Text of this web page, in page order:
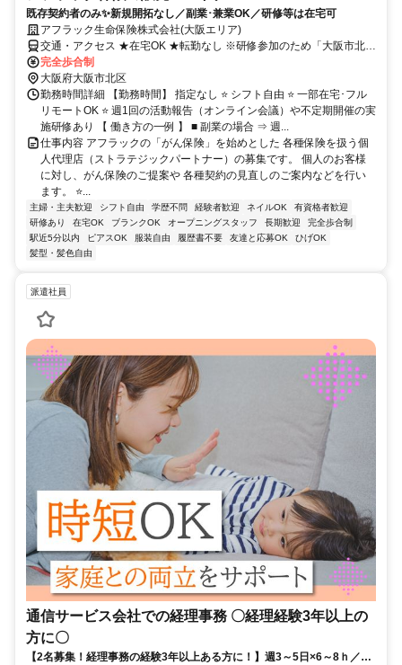
既存契約者のみ✨新規開拓なし／副業･兼業OK／研修等は在宅可
アフラック生命保険株式会社(大阪エリア)
交通・アクセス ★在宅OK ★転勤なし ※研修参加のため「大阪市北
区」への出社あり
完全歩合制
大阪府大阪市北区
勤務時間詳細 【勤務時間】 指定なし ⭐ シフト自由 ⭐ 一部在宅･フル
リモートOK ⭐ 週1回の活動報告（オンライン会議）や不定期開催の実
施研修あり 【 働き方の一例 】 ■ 副業の場合 ⇒ 週...
仕事内容 アフラックの「がん保険」を始めとした 各種保険を扱う個
人代理店（ストラテジックパートナー）の募集です。 個人のお客様
に対し、がん保険のご提案や 各種契約の見直しのご案内などを行い
ます。 ⭐...
主婦・主夫歓迎 シフト自由 学歴不問 経験者歓迎 ネイルOK
有資格者歓迎
研修あり
在宅OK ブランクOK オープニングスタッフ 長期歓迎
完全歩合制
駅近5分以内
ピアスOK 服装自由 履歴書不要 友達と応募OK
ひげOK
髪型・髪色自由
派遣社員
通信サービス会社での経理事務 〇経理経験3年以上の
方に〇
【2名募集！経理事務の経験3年以上ある方に！】週3～5日×6～8ｈ／時